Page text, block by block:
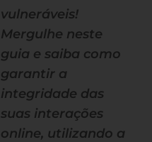
vulneráveis!
Mergulhe neste
guia e saiba como
garantir a
integridade das
suas interações
online, utilizando a